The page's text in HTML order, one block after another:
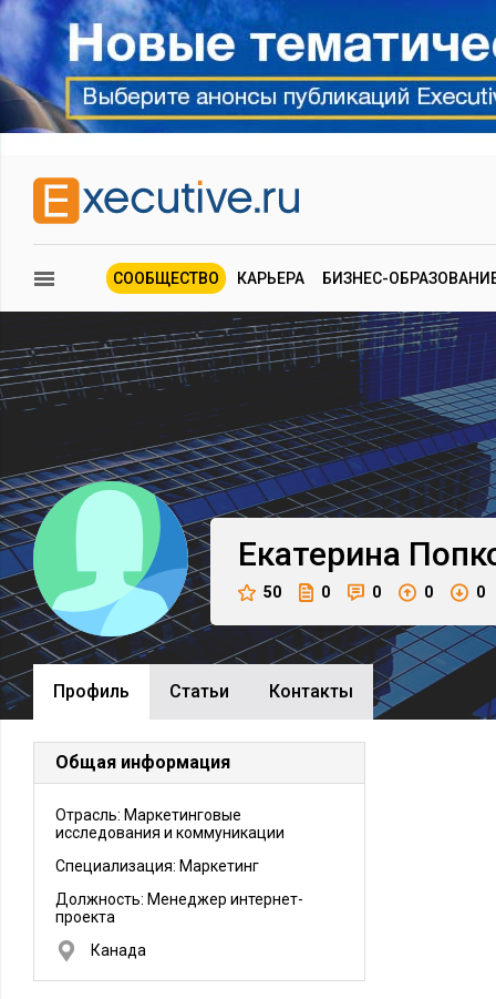
СООБЩЕСТВО КАРЬЕРА БИЗНЕС-
Екатерина
50 0 0 0 0
Профиль Cтатьи Контакты
Общая информация
Отрасль: Маркетинговые
исследования и коммуникации
Специализация: Маркетинг
Должность: Менеджер интернет-
проекта
Канада